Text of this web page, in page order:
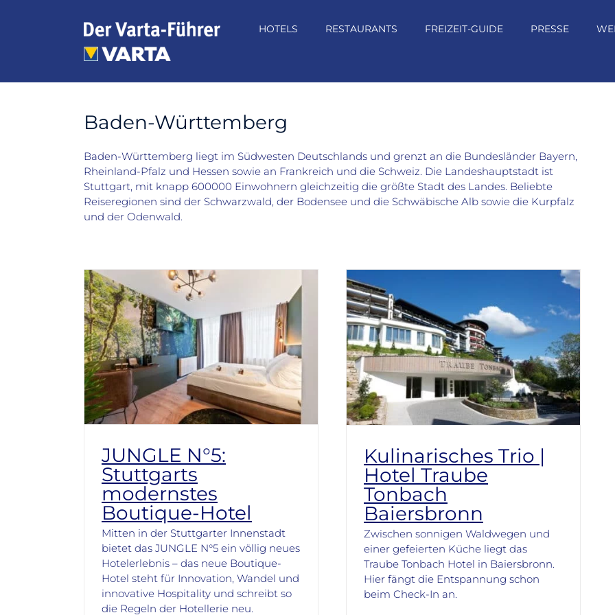
HOTELS RESTAURANTS FREIZEIT-GUIDE PRESSE
Baden-Württemberg
Baden-Württemberg liegt im Südwesten Deutschlands und grenzt an die Bundesländer Bayern,
Rheinland-Pfalz und Hessen sowie an Frankreich und die Schweiz. Die Landeshauptstadt ist
Stuttgart, mit knapp 600000 Einwohnern gleichzeitig die größte Stadt des Landes. Beliebte
Reiseregionen sind der Schwarzwald, der Bodensee und die Schwäbische Alb sowie die Kurpfalz
und der Odenwald.
JUNGLE N°5:
Stuttgarts
modernstes
Boutique-Hotel
Mitten in der Stuttgarter Innenstadt
bietet das JUNGLE N°5 ein völlig neues
Hotelerlebnis – das neue Boutique-
Hotel steht für Innovation, Wandel und
innovative Hospitality und schreibt so
die Regeln der Hotellerie neu.
Kulinarisches Trio |
Hotel Traube
Tonbach
Baiersbronn
Zwischen sonnigen Waldwegen und
einer gefeierten Küche liegt das
Traube Tonbach Hotel in Baiersbronn.
Hier fängt die Entspannung schon
beim Check-In an.